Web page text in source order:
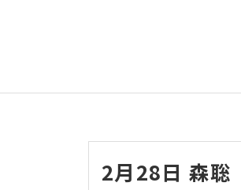
2月28日 森聡